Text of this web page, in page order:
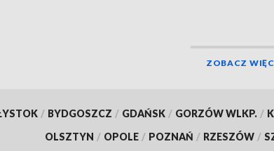
ZOBACZ
/ BYDGOSZCZ / GDAŃSK / GORZÓW WLKP. /
OLSZTYN / OPOLE / POZNAŃ / RZESZÓW /